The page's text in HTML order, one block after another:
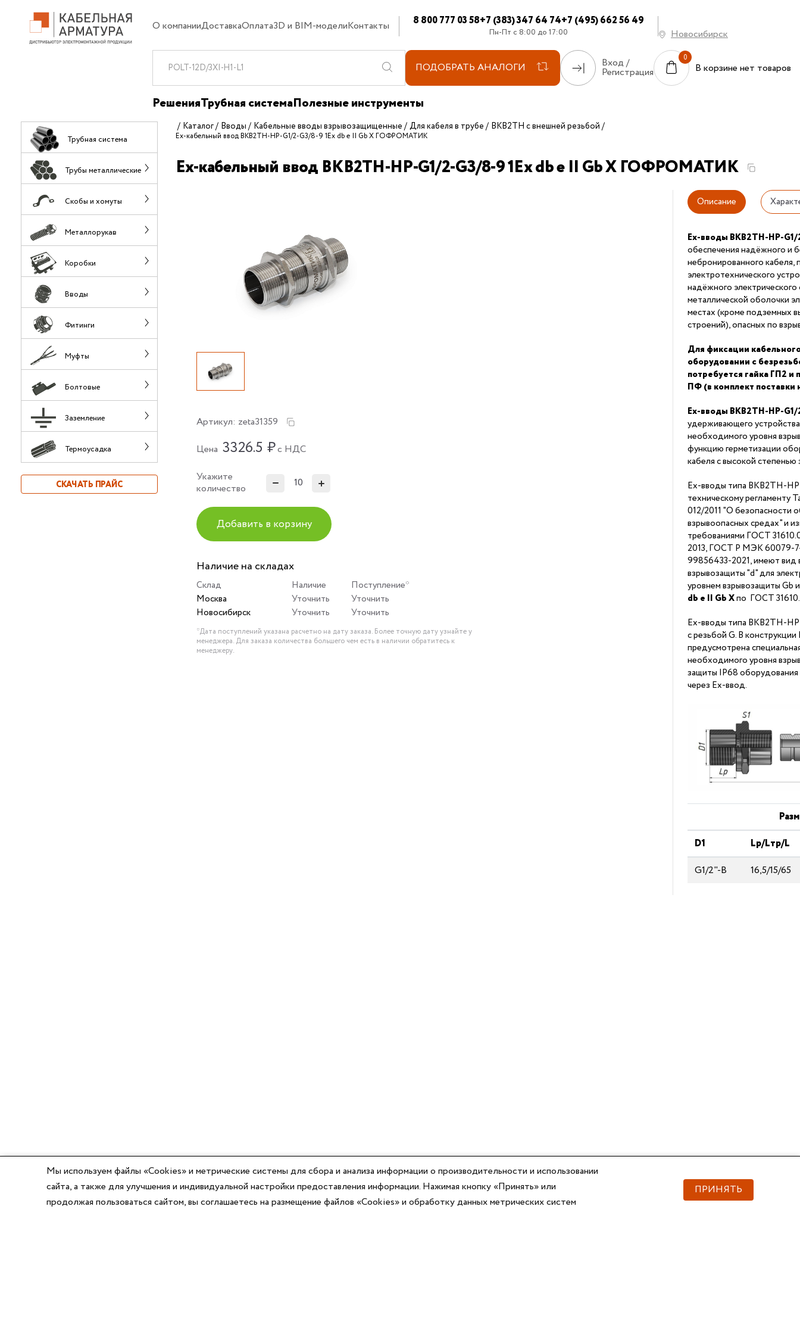
О компанииДоставкаОплата3D и BIM-моделиКонтакты 8 800 777 03 58+7 (383) 347 64 74+7 (495) 662 56 49
Пн-Пт с 8:00 до 17:00 Новосибирск
ПОДОБРАТЬ АНАЛОГИ Вход /
Регистрация В корзине нет товаров
РешенияТрубная системаПолезные инструменты
Трубная система
Трубы металлические
Скобы и хомуты
Металлорукав
Коробки
Вводы
Фитинги
Муфты
Болтовые
Заземление
Термоусадка
СКАЧАТЬ ПРАЙС
Каталог Вводы Кабельные вводы взрывозащищенные Для кабеля в трубе ВКВ2ТН с внешней резьбой
Ех-кабельный ввод ВКВ2ТН-НР-G1/2-G3/8-9 1Ex db e II Gb X ГОФРОМАТИК
Ех-кабельный ввод ВКВ2ТН-НР-G1/2-G3/8-9 1Ex db e II Gb X ГОФРОМАТИК
Артикул: zeta31359
Цена 3326.5 ₽с НДС
Укажите
количество
Добавить в корзину
Наличие на складах
Склад Наличие
Поступление*
Москва
Уточнить
Уточнить
Новосибирск
Уточнить Уточнить
*Дата поступлений указана расчетно на дату заказа. Более точную дату узнайте у
менеджера. Для заказа количества большего чем есть в наличии обратитесь к
менеджеру.
Описание
Ex-вводы ВКВ2ТН-НР-
обеспечения надёжного и
небронированного кабеля,
электротехнического
надёжного
металлической оболочки
местах (кроме подземных
строений), опасных по
Для фиксации
оборудовании с
потребуется гайка ГП2 и
ПФ (в комплект поставки
Ex-вводы ВКВ2ТН-НР-
удерживающего
необходимого уровня
функцию герметизации
кабеля с высокой
Ex-вводы типа ВКВ2ТН-
техническому
012/2011 "О безопасности
взрывоопасных средах" и
требованиями ГОСТ
2013, ГОСТ Р МЭК 60079-
99856433-2021, имеют вид
взрывозащиты "d" для
уровнем взрывозащиты Gb
db е II Gb Xпо ГОСТ
Ex-вводы типа ВКВ2ТН-
с резьбой G. В
предусмотрена
необходимого уровня
защиты IP68
через Ex-ввод.
D1
Lp/Lтp/L
G1/2"-В
16,5/15/65
Мы используем файлы «Cookies» и метрические системы для сбора и анализа информации о производительности и использовании
сайта, а также для улучшения и индивидуальной настройки предоставления информации. Нажимая кнопку «Принять» или
продолжая пользоваться сайтом, вы соглашаетесь на размещение файлов «Cookies» и обработку данных метрических систем
ПРИНЯТЬ